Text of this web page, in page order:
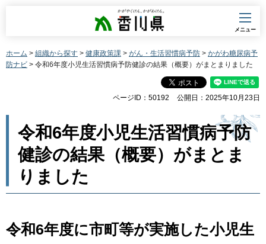
香川県
メニュー
ホーム > 組織から探す > 健康政策課 > がん・生活習慣病予防 > かがわ糖尿病予
防ナビ > 令和6年度小児生活習慣病予防健診の結果（概要）がまとまりました
ページID：50192 公開日：2025年10月23日
令和6年度小児生活習慣病予防
健診の結果（概要）がまとま
りました
令和6年度に市町等が実施した小児生